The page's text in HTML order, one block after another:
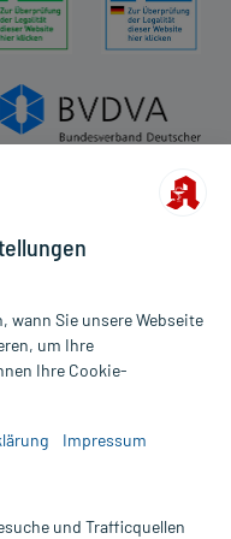
ausschließlich für
einen Arzt. Bitte
Webseite benutzt
wichtigen Hinweise in
wann Sie unsere Webseite
um Ihre
Ihre Cookie-
Impressum
und Trafficquellen